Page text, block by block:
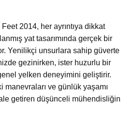
2014, her ayrıntıya dikkat
yat tasarımında gerçek bir
Yenilikçi unsurlara sahip güverte
gezinirken, ister huzurlu bir
yelken deneyimini geliştirir.
ve günlük yaşamı
getiren düşünceli mühendisliğin